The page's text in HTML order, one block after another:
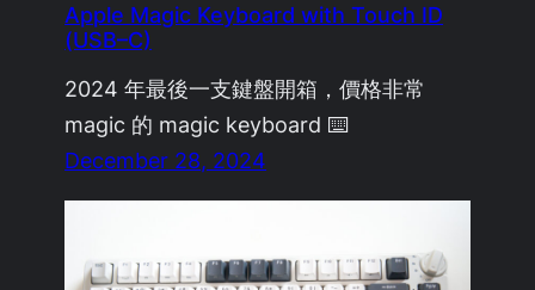
Apple Magic Keyboard with Touch ID
(USB–C)
2024 年最後一支鍵盤開箱，價格非常
magic 的 magic keyboard ⌨️
December 28, 2024